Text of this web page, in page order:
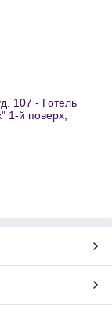
107 - Готель
1-й поверх,